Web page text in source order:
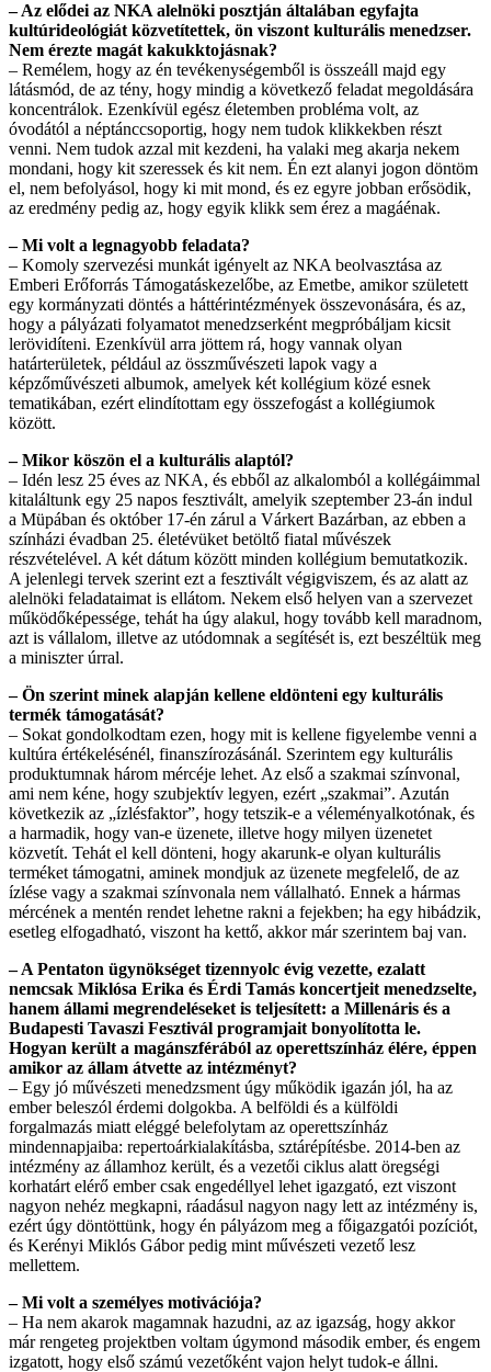
– Az elődei az NKA alelnöki posztján általában egyfajta
kultúrideo­lógiát közvetítettek, ön viszont kulturális menedzser.
Nem érezte magát kakukktojásnak?
– Remélem, hogy az én tevékenységemből is összeáll majd egy
látásmód, de az tény, hogy mindig a következő feladat megoldására
koncentrálok. Ezenkívül egész életemben probléma volt, az
óvodától a néptánccsoportig, hogy nem tudok klikkekben részt
venni. Nem tudok azzal mit kezdeni, ha valaki meg akarja nekem
mondani, hogy kit szeressek és kit nem. Én ezt alanyi jogon döntöm
el, nem befolyásol, hogy ki mit mond, és ez egyre jobban erősödik,
az eredmény pedig az, hogy egyik klikk sem érez a magáénak.
– Mi volt a legnagyobb feladata?
– Komoly szervezési munkát igényelt az NKA beolvasztása az
Emberi Erőforrás Támogatáskezelőbe, az Emetbe, amikor született
egy kormányzati döntés a háttérintézmények összevonására, és az,
hogy a pályázati folyamatot menedzserként megpróbáljam kicsit
lerövidíteni. Ezenkívül arra jöttem rá, hogy vannak olyan
határterületek, például az összművészeti lapok vagy a
képzőművészeti albumok, amelyek két kollégium közé esnek
tematikában, ezért elindítottam egy összefogást a kollégiumok
között.
– Mikor köszön el a kulturális alaptól?
– Idén lesz 25 éves az NKA, és ebből az alkalomból a kollégáimmal
kitaláltunk egy 25 napos fesztivált, amelyik szeptember 23-án indul
a Müpában és október 17-én zárul a Várkert Bazárban, az ebben a
színházi évadban 25. életévüket betöltő fiatal művészek
részvételével. A két dátum között minden kollégium bemutatkozik.
A jelenlegi tervek szerint ezt a fesztivált végigviszem, és az alatt az
alelnöki feladataimat is ellátom. Nekem első helyen van a szervezet
működőképessége, tehát ha úgy alakul, hogy tovább kell maradnom,
azt is vállalom, illetve az utódomnak a segítését is, ezt beszéltük meg
a miniszter úrral.
– Ön szerint minek alapján kellene eldönteni egy kulturális
termék támogatását?
– Sokat gondolkodtam ezen, hogy mit is kellene figyelembe venni a
kultúra értékelésénél, finanszírozásánál. Szerintem egy kulturális
produktumnak három mércéje lehet. Az első a szakmai színvonal,
ami nem kéne, hogy szubjektív legyen, ezért „szakmai”. Azután
következik az „ízlésfaktor”, hogy tetszik-e a véleményalkotónak, és
a harmadik, hogy van-e üzenete, illetve hogy milyen üzenetet
közvetít. Tehát el kell dönteni, hogy akarunk-e olyan kulturális
terméket támogatni, aminek mondjuk az üzenete megfelelő, de az
ízlése vagy a szakmai színvonala nem vállalható. Ennek a hármas
mércének a mentén rendet lehetne rakni a fejekben; ha egy hibádzik,
esetleg elfogadható, viszont ha kettő, akkor már szerintem baj van.
– A Pentaton ügynökséget tizen­nyolc évig vezette, ezalatt
nemcsak Miklósa Erika és Érdi Tamás koncertjeit menedzselte,
hanem állami megrendeléseket is teljesített: a Millenáris és a
Budapesti Tavaszi Fesztivál programjait bonyolította le.
Hogyan került a magánszférából az operettszínház élére, éppen
amikor az állam átvette az intézményt?
– Egy jó művészeti menedzsment úgy működik igazán jól, ha az
ember beleszól érdemi dolgokba. A belföldi és a külföldi
forgalmazás miatt eléggé belefolytam az operettszínház
mindennapjaiba: repertoárkialakításba, sztárépítésbe. 2014-ben az
intézmény az államhoz került, és a vezetői ciklus alatt öregségi
korhatárt elérő ember csak engedéllyel lehet igazgató, ezt viszont
nagyon nehéz megkapni, ráadásul nagyon nagy lett az intézmény is,
ezért úgy döntöttünk, hogy én pályázom meg a főigazgatói pozíciót,
és Kerényi Miklós Gábor pedig mint művészeti vezető lesz
mellettem.
– Mi volt a személyes motivációja?
– Ha nem akarok magamnak hazudni, az az igazság, hogy akkor
már rengeteg projektben voltam úgymond második ember, és engem
izgatott, hogy első számú vezetőként vajon helyt tudok-e állni.